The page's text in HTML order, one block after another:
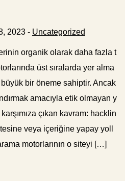
2023 - Uncategorized
organik olarak daha fazla t
üst sıralarda yer alma
bir öneme sahiptir. Ancak
amacıyla etik olmayan y
çıkan kavram: hacklin
veya içeriğine yapay yoll
motorlarının o siteyi […]